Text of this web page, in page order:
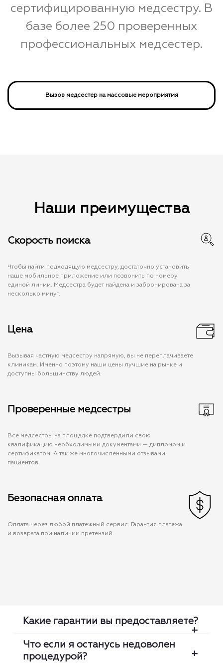
сертифицированную медсестру. В
базе более 250 проверенных
профессиональных медсестер.
Вызов медсестер на массовые мероприятия
Наши преимущества
Скорость поиска
Чтобы найти подходящую медсестру, достаточно установить
наше мобильное приложение или позвонить по номеру
единой линии. Медсестра будет найдена и забронирована за
несколько минут.
Цена
Вызывая частную медсестру напрямую, вы не переплачиваете
клиникам. Именно поэтому наши цены лучшие на рынке и
доступны большинству людей.
Проверенные медсестры
Все медсестры на площадке подтвердили свою
квалификацию необходимыми документами — дипломом и
сертификатом. А так же многочисленными отзывами
пациентов.
Безопасная оплата
Оплата через любой платежный сервис. Гарантия платежа
и возврата при наличии претензий.
Какие гарантии вы предоставляете?
Что если я останусь недоволен
процедурой?